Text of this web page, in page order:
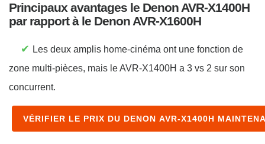
Principaux avantages le Denon AVR-X1400H
par rapport à le Denon AVR-X1600H
✔ Les deux amplis home-cinéma ont une fonction de
zone multi-pièces, mais le AVR-X1400H a 3 vs 2 sur son
concurrent.
VÉRIFIER LE PRIX DU DENON AVR-X1400H